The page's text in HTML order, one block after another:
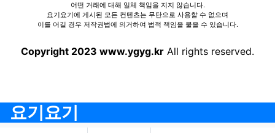
어떤 거래에 대해 일체 책임을 지지 않습니다.
요기요기에 게시된 모든 컨텐츠는 무단으로 사용할 수 없으며
이를 어길 경우 저작권법에 의거하여 법적 책임을 물을 수 있습니다.
Copyright 2023 www.ygyg.kr All rights reserved.
요기요기